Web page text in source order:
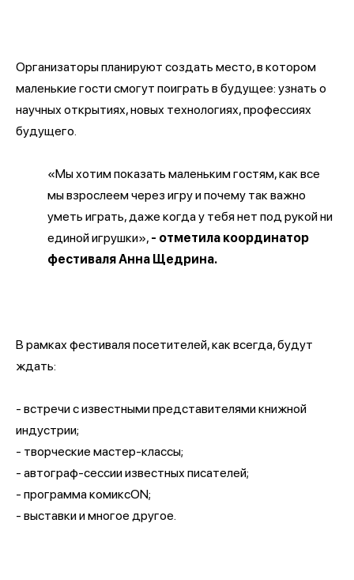
Организаторы планируют создать место, в котором
маленькие гости смогут поиграть в будущее: узнать о
научных открытиях, новых технологиях, профессиях
будущего.
«Мы хотим показать маленьким гостям, как все
мы взрослеем через игру и почему так важно
уметь играть, даже когда у тебя нет под рукой ни
единой игрушки», - отметила координатор
фестиваля Анна Щедрина.
В рамках фестиваля посетителей, как всегда, будут
ждать:
- встречи с известными представителями книжной
индустрии;
- творческие мастер-классы;
- автограф-сессии известных писателей;
- программа комиксON;
- выставки и многое другое.